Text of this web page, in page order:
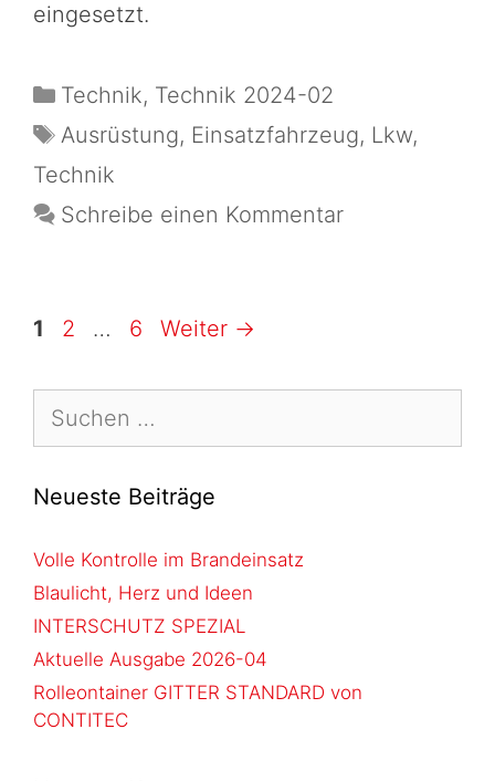
eingesetzt.
Technik, Technik 2024-02
Ausrüstung, Einsatzfahrzeug, Lkw,
Technik
Schreibe einen Kommentar
1 2 … 6 Weiter →
Neueste Beiträge
Volle Kontrolle im Brandeinsatz
Blaulicht, Herz und Ideen
INTERSCHUTZ SPEZIAL
Aktuelle Ausgabe 2026-04
Rolleontainer GITTER STANDARD von
CONTITEC